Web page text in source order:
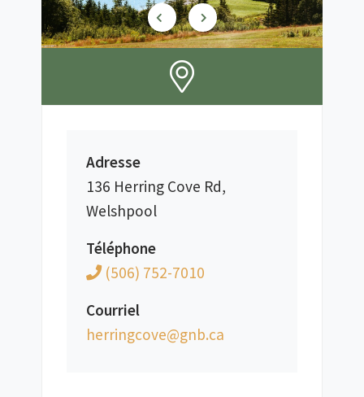
Adresse
136 Herring Cove Rd,
Welshpool
Téléphone
(506) 752-7010
Courriel
ac.bng@evocgnirreh